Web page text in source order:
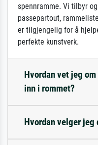
spennramme. Vi tilbyr
passepartout,
er tilgjengelig for å
perfekte kunstverk.
Hvordan vet jeg
inn i rommet?
Hvordan velger